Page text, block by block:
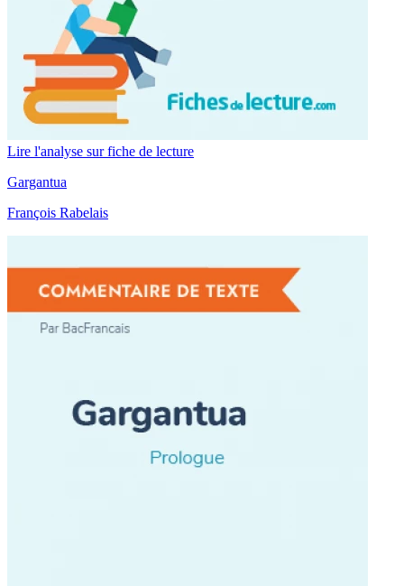
Lire l'analyse sur fiche de lecture
Gargantua
François Rabelais